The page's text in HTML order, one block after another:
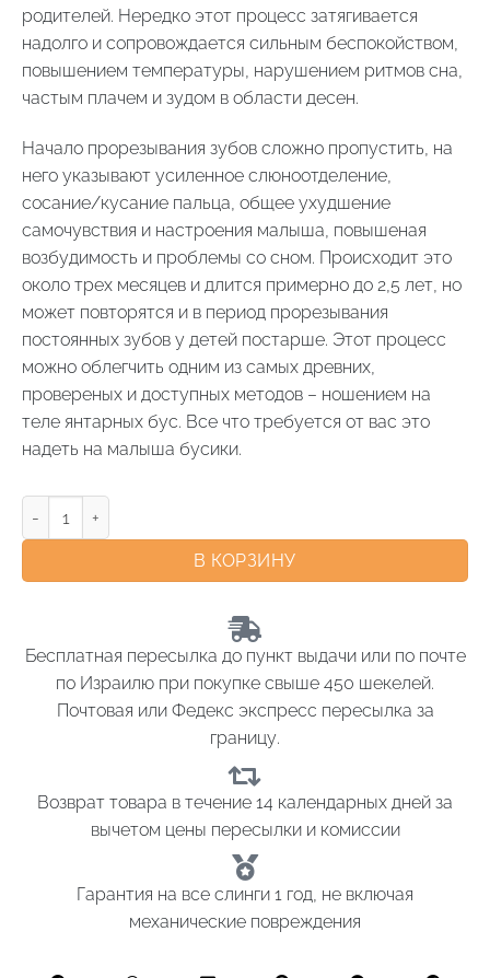
родителей. Нередко этот процесс затягивается
надолго и сопровождается сильным беспокойством,
повышением температуры, нарушением ритмов сна,
частым плачем и зудом в области десен.
Начало прорезывания зубов сложно пропустить, на
него указывают усиленное слюноотделение,
сосание/кусание пальца, общее ухудшение
самочувствия и настроения малыша, повышеная
возбудимость и проблемы со сном. Происходит это
около трех месяцев и длится примерно до 2,5 лет, но
может повторятся и в период прорезывания
постоянных зубов у детей постарше. Этот процесс
можно облегчить одним из самых древних,
провереных и доступных методов – ношением на
теле янтарных бус. Все что требуется от вас это
надеть на малыша бусики.
В КОРЗИНУ
Бесплатная пересылка до пункт выдачи или по почте
по Израилю при покупке свыше 450 шекелей.
Почтовая или Федекс экспресс пересылка за
границу.
Возврат товара в течение 14 календарных дней за
вычетом цены пересылки и комиссии
Гарантия на все слинги 1 год, не включая
механические повреждения